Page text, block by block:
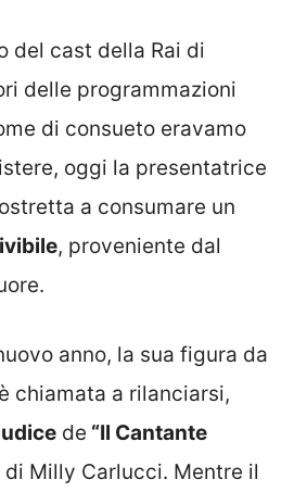
del cast della Rai di
delle programmazioni
di consueto eravamo
oggi la presentatrice
a consumare un
, proveniente dal
anno, la sua figura da
chiamata a rilanciarsi,
de “Il Cantante
di Milly Carlucci. Mentre il